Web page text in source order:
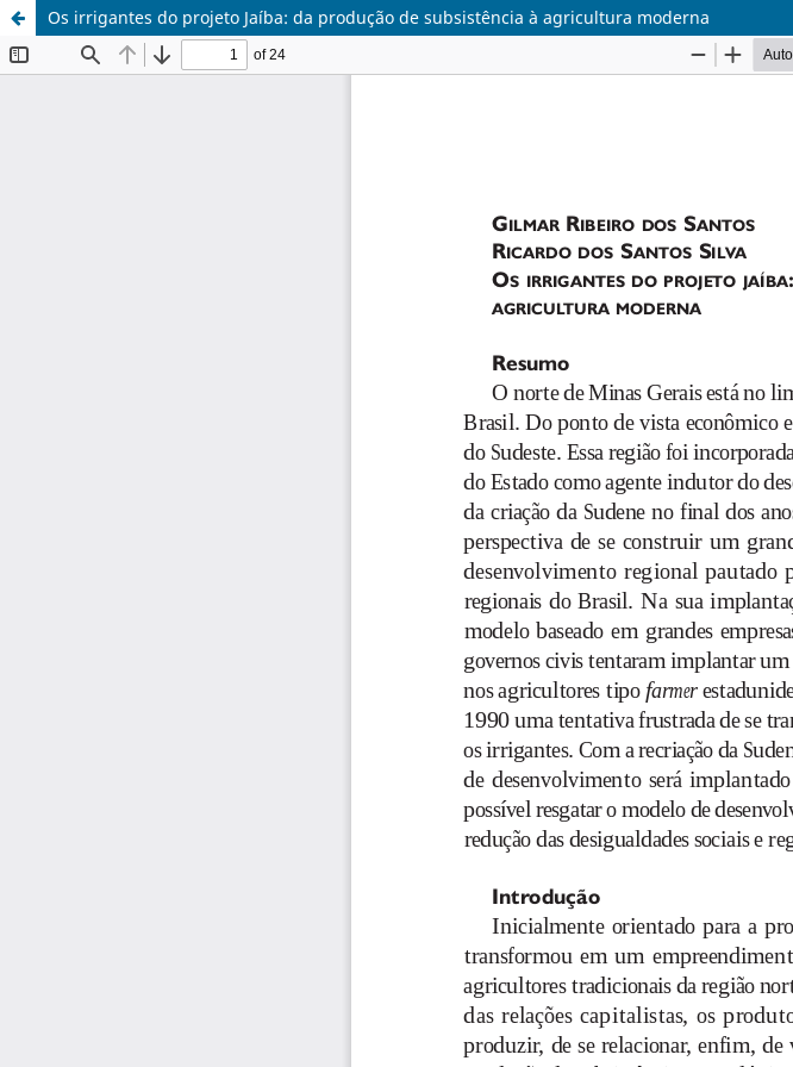
Os irrigantes do projeto Jaíba: da produção de subsistência à agricultura moderna